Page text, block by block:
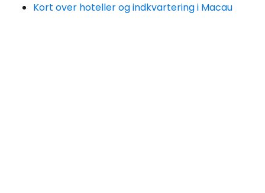
Kort over hoteller og indkvartering i Macau